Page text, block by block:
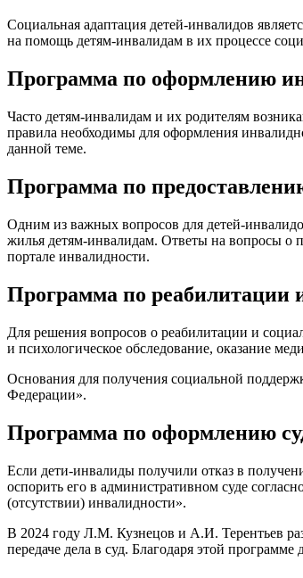
Социальная адаптация детей-инвалидов
на помощь детям-инвалидам в их процессе
Программа по оформлению
Часто детям-инвалидам и их родителям
правила необходимы для оформления
данной теме.
Программа по
Одним из важных вопросов для детей-
жилья детям-инвалидам. Ответы на вопросы о
портале инвалидности.
Программа по реабилитации
Для решения вопросов о реабилитации и
и психологическое обследование, оказание
Основания для получения социальной
Федерации».
Программа по оформлению
Если дети-инвалиды получили отказ в
оспорить его в административном суде
(отсутствии) инвалидности».
В 2024 году Л.М. Кузнецов и А.И. Терентьев
передаче дела в суд. Благодаря этой